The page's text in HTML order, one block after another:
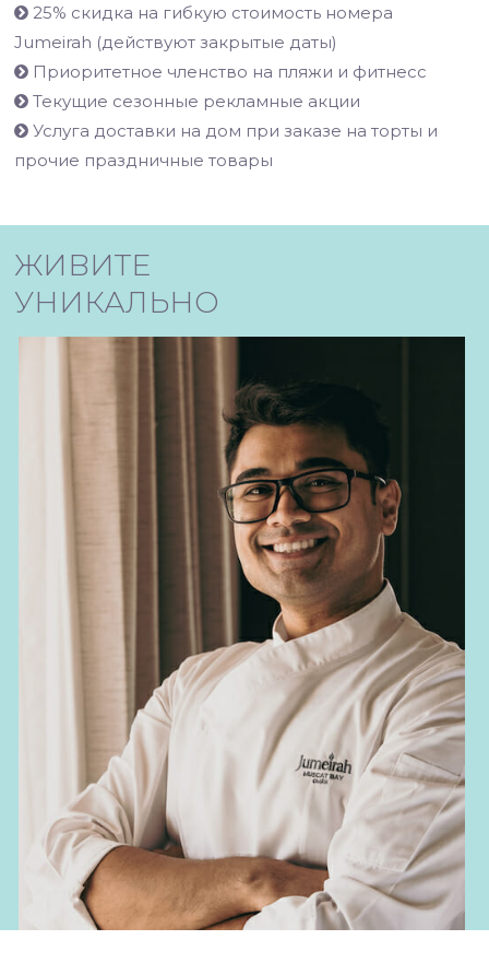
25% скидка на гибкую стоимость номера
Jumeirah (действуют закрытые даты)
Приоритетное членство на пляжи и фитнесс
Текущие сезонные рекламные акции
Услуга доставки на дом при заказе на торты и
прочие праздничные товары
ЖИВИТЕ
УНИКАЛЬНО